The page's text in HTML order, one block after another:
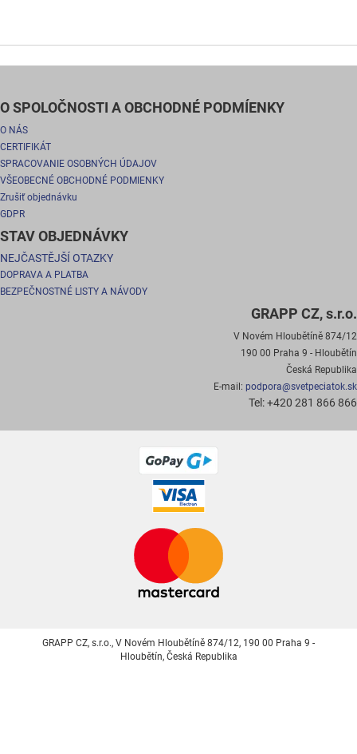
O SPOLOČNOSTI A OBCHODNÉ PODMÍENKY
O NÁS
CERTIFIKÁT
SPRACOVANIE OSOBNÝCH ÚDAJOV
VŠEOBECNÉ OBCHODNÉ PODMIENKY
Zrušiť objednávku
GDPR
STAV OBJEDNÁVKY
NEJČASTĚJŠÍ OTAZKY
DOPRAVA A PLATBA
BEZPEČNOSTNÉ LISTY A NÁVODY
GRAPP CZ, s.r.o.
V Novém Hloubětíně 874/12
190 00 Praha 9 - Hloubětín
Česká Republika
E-mail: podpora@svetpeciatok.sk
Tel: +420 281 866 866
GRAPP CZ, s.r.o., V Novém Hloubětíně 874/12, 190 00 Praha 9 -
Hloubětín, Česká Republika